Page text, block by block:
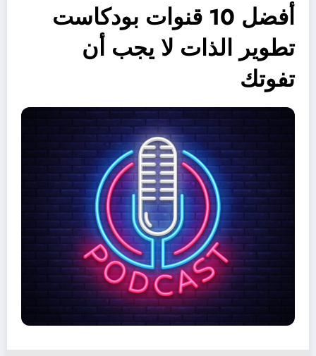
أفضل 10 قنوات بودكاست
تطوير الذات لا يجب أن
تفوتك